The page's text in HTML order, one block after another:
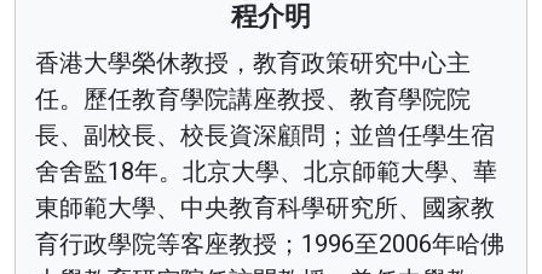
程介明
香港大學榮休教授，教育政策研究中心主
任。歷任教育學院講座教授、教育學院院
長、副校長、校長資深顧問；並曾任學生宿
舍舍監18年。北京大學、北京師範大學、華
東師範大學、中央教育科學研究所、國家教
育行政學院等客座教授；1996至2006年哈佛